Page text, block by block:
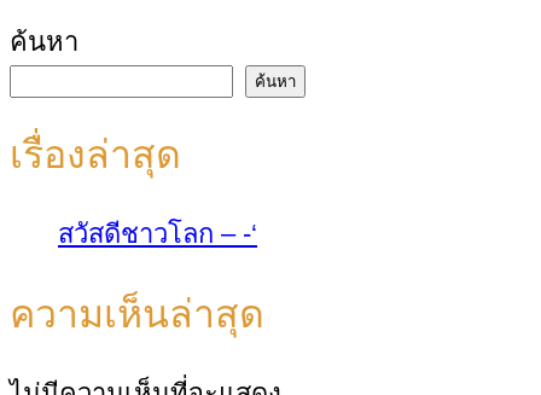
ค้นหา
ค้นหา
เรื่องล่าสุด
สวัสดีชาวโลก – -‘
ความเห็นล่าสุด